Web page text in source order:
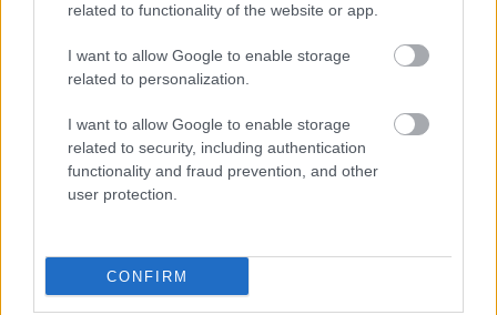
related to functionality of the website or app.
I want to allow Google to enable storage
related to personalization.
I want to allow Google to enable storage
related to security, including authentication
functionality and fraud prevention, and other
user protection.
CONFIRM
18+00034500+500
Kecskemét-Dunaföldvár főút II.R.
30+70031+000 csomópont
34+50051+000